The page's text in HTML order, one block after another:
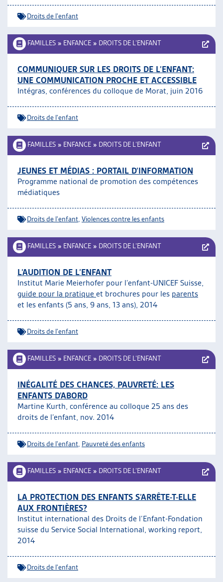
Droits de l'enfant
FAMILLES » ENFANCE » DROITS DE L’ENFANT
COMMUNIQUER SUR LES DROITS DE L’ENFANT:
UNE COMMUNICATION PROCHE ET ACCESSIBLE
Intégras, conférences du colloque de Morat, juin 2016
Droits de l'enfant
FAMILLES » ENFANCE » DROITS DE L’ENFANT
JEUNES ET MÉDIAS : PORTAIL D’INFORMATION
Programme national de promotion des compétences
médiatiques
Droits de l'enfant Violences contre les enfants
FAMILLES » ENFANCE » DROITS DE L’ENFANT
L’AUDITION DE L’ENFANT
Institut Marie Meierhofer pour l’enfant-UNICEF Suisse,
guide pour la pratique et brochures pour les parents
et les enfants (5 ans, 9 ans, 13 ans), 2014
Droits de l'enfant
FAMILLES » ENFANCE » DROITS DE L’ENFANT
INÉGALITÉ DES CHANCES, PAUVRETÉ: LES
ENFANTS D’ABORD
Martine Kurth, conférence au colloque 25 ans des
droits de l’enfant, nov. 2014
Droits de l'enfant Pauvreté des enfants
FAMILLES » ENFANCE » DROITS DE L’ENFANT
LA PROTECTION DES ENFANTS S’ARRÊTE-T-ELLE
AUX FRONTIÈRES?
Institut international des Droits de l’Enfant-Fondation
suisse du Service Social International, working report,
2014
Droits de l'enfant